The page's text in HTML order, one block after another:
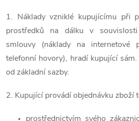
1. Náklady vzniklé kupujícímu při
prostředků na dálku v
smlouvy (náklady na internetové
telefonní hovory), hradí kupující
od základní sazby.
2. Kupující provádí objednávku zboží
prostřednictvím svého